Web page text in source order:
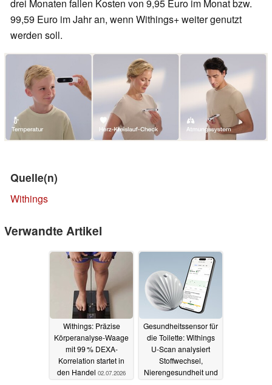
drei Monaten fallen Kosten von 9,95 Euro im Monat bzw.
99,59 Euro im Jahr an, wenn Withings+ weiter genutzt
werden soll.
Quelle(n)
Withings
Verwandte Artikel
Withings: Präzise
Körperanalyse-Waage
mit 99 % DEXA-
Korrelation startet in
den Handel 02.07.2026
Gesundheitssensor für
die Toilette: Withings
U-Scan analysiert
Stoffwechsel,
Nierengesundheit und